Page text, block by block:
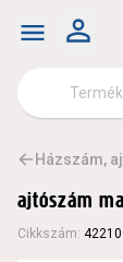
Házszám,
ajtószám
Cikkszám: